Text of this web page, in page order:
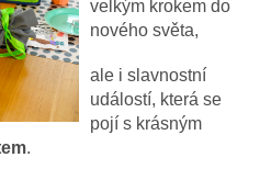
velkým krokem do
nového světa,
ale i slavnostní
událostí, která se
pojí s krásným
.